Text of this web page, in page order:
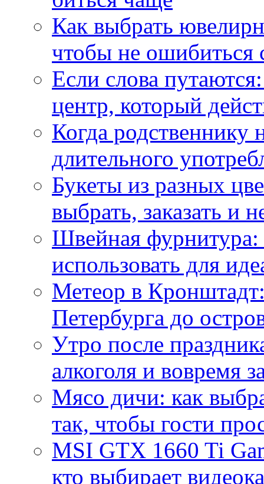
Как выбрать
чтобы не ошибиться
Если слова
центр, который
Когда
длительного
Букеты из разных
выбрать, заказать и
Швейная фурнитура:
использовать для
Метеор в
Петербурга до
Утро после
алкоголя и вовремя
Мясо дичи: как
так, чтобы гости
MSI GTX 1660 Ti
кто выбирает